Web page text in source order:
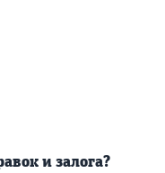
и залога?